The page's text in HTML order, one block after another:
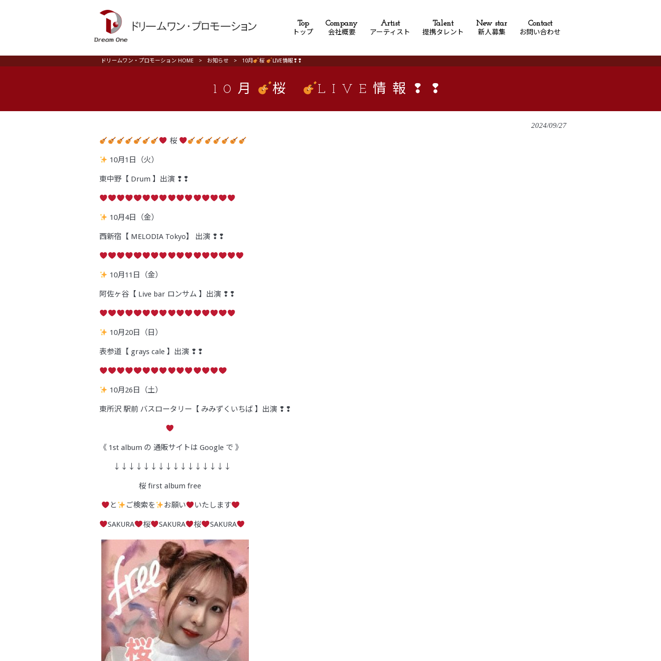
Top
トップ
Company
会社概要
Artist
アーティスト
Talent
提携タレント
New star
新人募集
Contact
お問い合わせ
ドリームワン・プロモーション HOME > お知らせ > 10月 桜 LIVE情報❢❢
10月 桜 LIVE情報❢❢
2024/09/27
桜
10月1日（火）
東中野【 Drum 】出演 ❢❢
10月4日（金）
西新宿【 MELODIA Tokyo】 出演 ❢❢
10月11日（金）
阿佐ヶ谷【 Live bar ロンサム 】出演 ❢❢
10月20日（日）
表参道【 grays cale 】出演 ❢❢
10月26日（土）
東所沢 駅前 バスロータリー【 みみずくいちば 】出演 ❢❢
《 1st album の 通販サイトは Google で 》
↓↓↓↓↓↓↓↓↓↓↓↓↓↓↓↓
桜 first album free
と ご検索を お願い いたします
SAKURA 桜 SAKURA 桜 SAKURA